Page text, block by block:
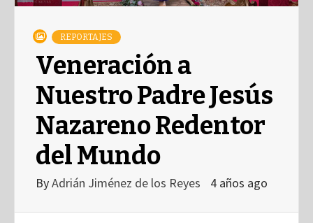
REPORTAJES
Veneración a
Nuestro Padre Jesús
Nazareno Redentor
del Mundo
ByAdrián Jiménez de los Reyes 4 años ago